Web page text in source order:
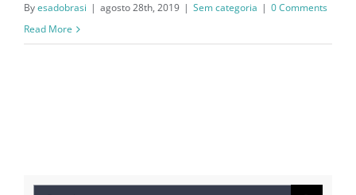
Byesadobrasi | agosto 28th, 2019 | Sem categoria | 0 Comments
Read More